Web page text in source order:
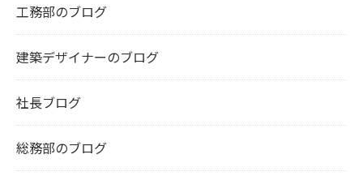
工務部のブログ
建築デザイナーのブログ
社長ブログ
総務部のブログ